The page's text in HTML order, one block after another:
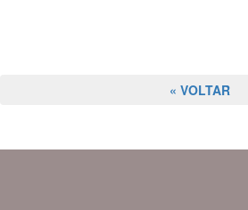
« VOLTAR